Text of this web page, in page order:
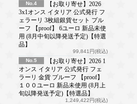
No.4
【お取り寄せ】2026
3x1オンス イタリア 公式発行 フ
ェラーリ 3枚組銀貨セット プル
ーフ 【proof】 6ユーロ 新品未使
用 (8月中旬以降発送予定)【特選
品】
99,841円(税込)
No.5
【お取り寄せ】2026 1
オンス イタリア 公式発行 フェ
ラーリ 金貨 プルーフ 【proof】
１００ユーロ 新品未使用 (8月上
旬以降発送予定)【特選品】
1,249,422円(税込)